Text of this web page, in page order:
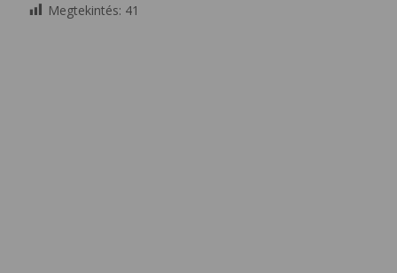
Megtekintés: 41